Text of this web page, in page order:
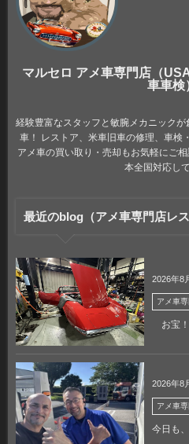
マルセロ アメ車専門店（
車車検
経験豊富なスタッフと敏腕メカニック
車！ レストア、米車旧車の修理、車検
アメ車の買い取り・売却もお気軽にご
本全国対応し
最近のblog（アメ車専門店レス
2026年8
アメ車
お宝！
2026年8
アメ車
今日も